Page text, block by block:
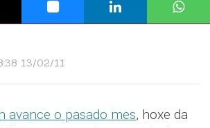
13/02/11
avance o pasado mes, hoxe da